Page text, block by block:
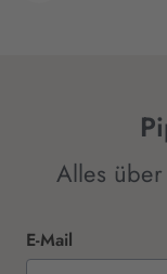
Alles
E-Mail